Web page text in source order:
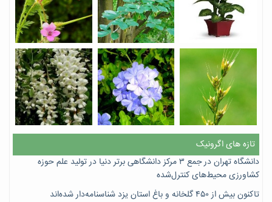
تازه های اگرونیک
دانشگاه تهران در جمع ۳ مرکز دانشگاهی برتر دنیا در تولید علم حوزه
کشاورزی محیط‌های کنترل‌شده
تاکنون بیش از ۴۵۰ گلخانه و باغ استان یزد شناسنامه‌دار شده‌اند